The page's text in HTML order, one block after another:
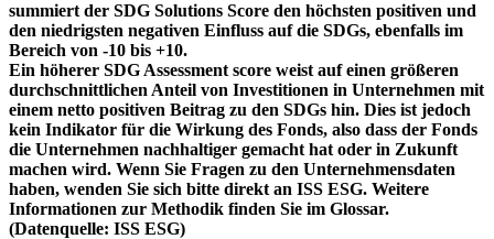
summiert der SDG Solutions Score den höchsten positiven und
den niedrigsten negativen Einfluss auf die SDGs, ebenfalls im
Bereich von -10 bis +10.
Ein höherer SDG Assessment score weist auf einen größeren
durchschnittlichen Anteil von Investitionen in Unternehmen mit
einem netto positiven Beitrag zu den SDGs hin. Dies ist jedoch
kein Indikator für die Wirkung des Fonds, also dass der Fonds
die Unternehmen nachhaltiger gemacht hat oder in Zukunft
machen wird. Wenn Sie Fragen zu den Unternehmensdaten
haben, wenden Sie sich bitte direkt an ISS ESG. Weitere
Informationen zur Methodik finden Sie im Glossar.
(Datenquelle: ISS ESG)